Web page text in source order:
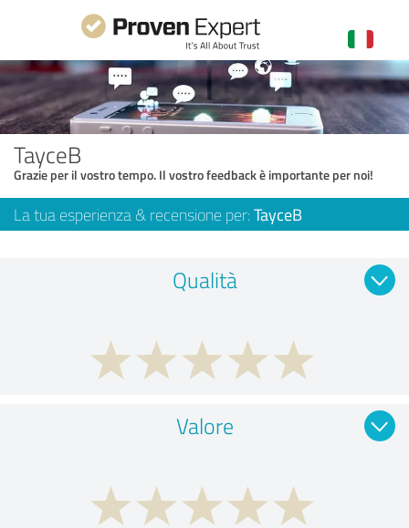
TayceB
Grazie per il vostro tempo. Il vostro feedback è importante per noi!
La tua esperienza & recensione per: TayceB
Qualità
Valore